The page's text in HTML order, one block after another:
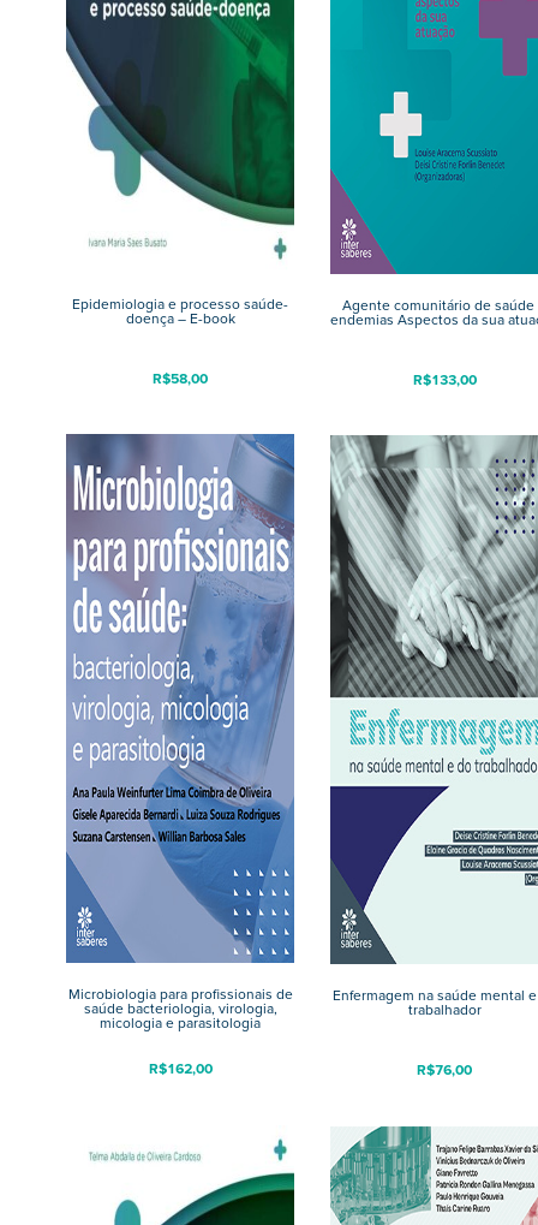
Epidemiologia e processo saúde-
doença – E-book
R$58,00
Agente comunitário de saúde
endemias Aspectos da sua
R$133,00
Microbiologia para profissionais de
saúde bacteriologia, virologia,
micologia e parasitologia
R$162,00
Enfermagem na saúde mental
trabalhador
R$76,00